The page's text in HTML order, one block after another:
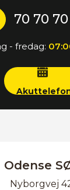
70 70
- fredag:
Odense
Nyborgvej